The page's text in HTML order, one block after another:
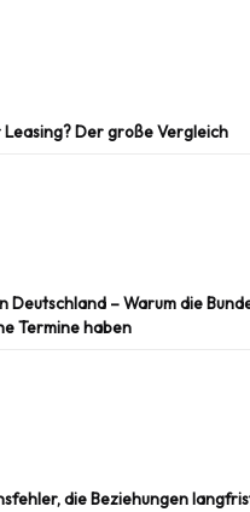
Der große Vergleich
Deutschland – Warum die
Termine haben
die Beziehungen